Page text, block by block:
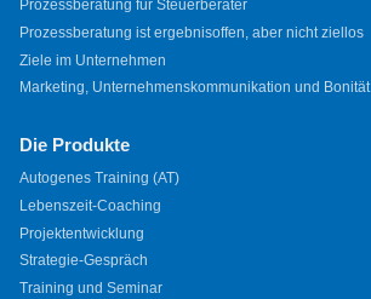
Prozessberatung für Steuerberater
Prozessberatung ist ergebnisoffen, aber nicht ziellos
Ziele im Unternehmen
Marketing, Unternehmenskommunikation und Bonität
Die Produkte
Autogenes Training (AT)
Lebenszeit-Coaching
Projektentwicklung
Strategie-Gespräch
Training und Seminar